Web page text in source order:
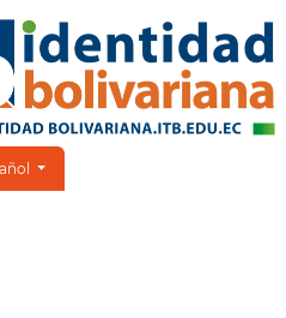
el idioma. El idioma actual es: